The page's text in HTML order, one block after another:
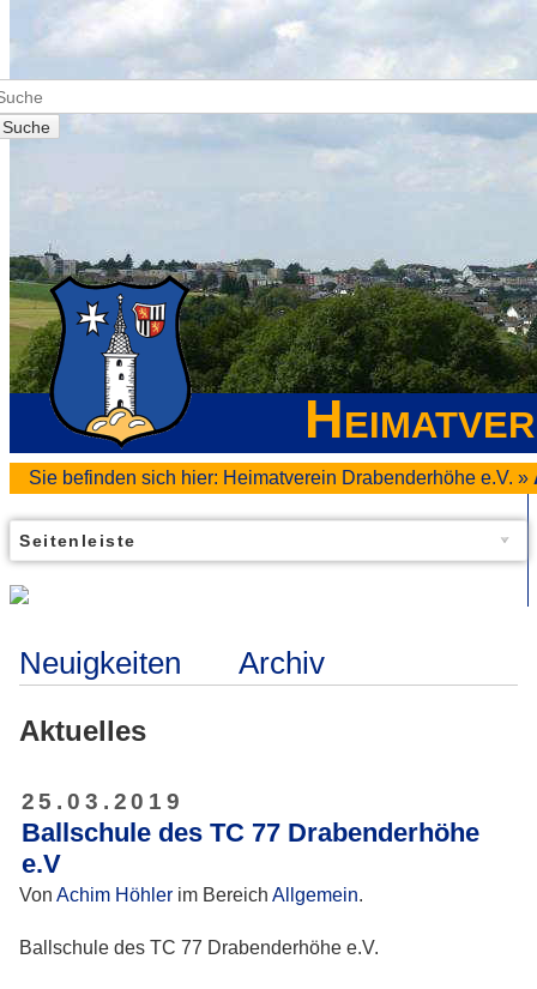
Suche
Sie befinden sich hier: Heimatverein Drabenderhöhe e.V. »
Seitenleiste
Neuigkeiten Archiv
Aktuelles
25.03.2019
Ballschule des TC 77 Drabenderhöhe
e.V
Von Achim Höhler im Bereich Allgemein.
Ballschule des TC 77 Drabenderhöhe e.V.